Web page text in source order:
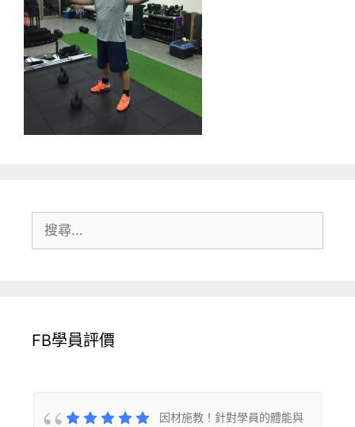
尋:
FB學員評價
因材施教！針對學員的體能與